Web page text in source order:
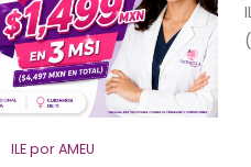
ILE por AMEU